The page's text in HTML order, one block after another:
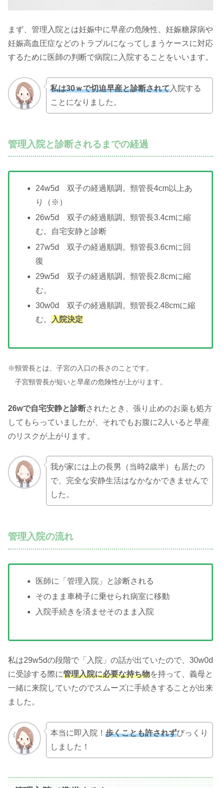
まず、管理入院とは妊娠中に早産の危険性、妊娠糖尿病や
妊娠高血圧症などのトラブルになってしまうケースに対応
するために医師の判断で病院に入院することをいいます。
私は30ｗで切迫早産と診断されて入院する
ことになりました。
管理入院と診断されるまでの経過
24w5d 双子の経過順調。頸管長4cm以上あ
り（※）
26w5d 双子の経過順調。頸管長3.4cmに縮
む。自宅安静と診断
27w5d 双子の経過順調。頸管長3.6cmに回
復
29w5d 双子の経過順調。頸管長2.8cmに縮
む。
30w0d 双子の経過順調。頸管長2.48cmに縮
む。
入院決定
※頸管長とは、子宮の入口の長さのことです。
子宮頸管長が短いと早産の危険性が上がります。
26wで自宅安静と診断されたとき、張り止めのお薬も処方
してもらっていましたが、それでもお腹に2人いると早産
のリスクが上がります。
我が家には上の長男（当時2歳半）も居たの
で、完全な安静生活はなかなかできませんで
した。
管理入院の流れ
医師に「管理入院」と診断される
そのまま車椅子に乗せられ病室に移動
入院手続きを済ませそのまま入院
私は29w5dの段階で「入院」の話が出ていたので、30w0d
に受診する際に管理入院に必要な持ち物を持って、義母と
一緒に来院していたのでスムーズに手続きすることが出来
ました。
本当に即入院！ 歩くことも許されずびっくり
しました！